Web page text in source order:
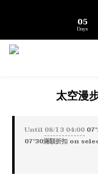
05
4
3
Days
太空漫
Until 08/13 04:00
07'30滿額折扣 on